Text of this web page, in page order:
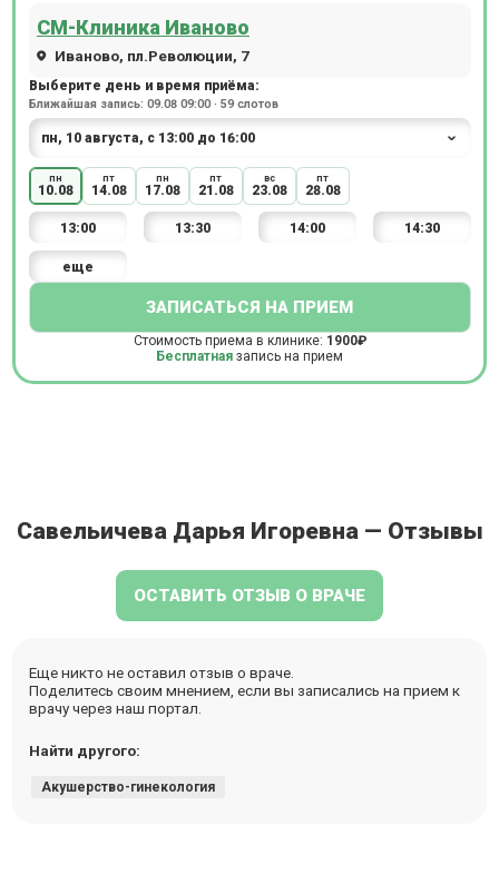
СМ-Клиника Иваново
Иваново, пл.Революции, 7
Выберите день и время приёма:
Ближайшая запись: 09.08 09:00 · 59 слотов
пн
10.08
пт
14.08
пн
17.08
пт
21.08
вс
23.08
пт
28.08
13:00 13:30 14:00 14:30
еще
ЗАПИСАТЬСЯ НА ПРИЕМ
Стоимость приема в клинике: 1900₽
Бесплатная запись на прием
Савельичева Дарья Игоревна — Отзывы
ОСТАВИТЬ ОТЗЫВ О ВРАЧЕ
Еще никто не оставил отзыв о враче.
Поделитесь своим мнением, если вы записались на прием к
врачу через наш портал.
Найти другого:
Акушерство-гинекология